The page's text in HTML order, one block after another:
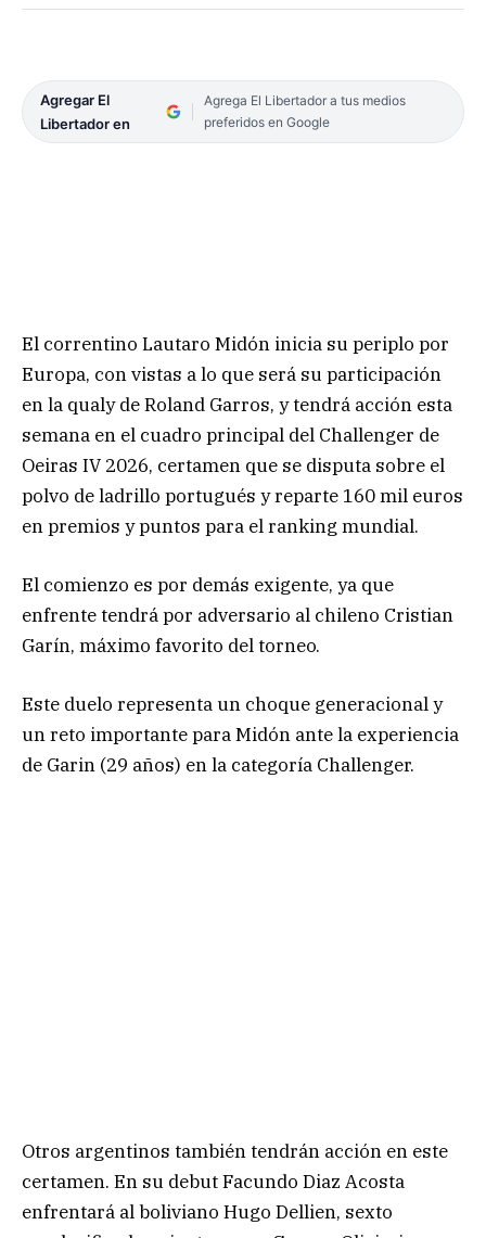
Agregar El
Libertador en
Agrega El Libertador a tus medios
preferidos en Google
El correntino Lautaro Midón inicia su periplo por
Europa, con vistas a lo que será su participación
en la qualy de Roland Garros, y tendrá acción esta
semana en el cuadro principal del Challenger de
Oeiras IV 2026, certamen que se disputa sobre el
polvo de ladrillo portugués y reparte 160 mil euros
en premios y puntos para el ranking mundial.
El comienzo es por demás exigente, ya que
enfrente tendrá por adversario al chileno Cristian
Garín, máximo favorito del torneo.
Este duelo representa un choque generacional y
un reto importante para Midón ante la experiencia
de Garin (29 años) en la categoría Challenger.
Otros argentinos también tendrán acción en este
certamen. En su debut Facundo Diaz Acosta
enfrentará al boliviano Hugo Dellien, sexto